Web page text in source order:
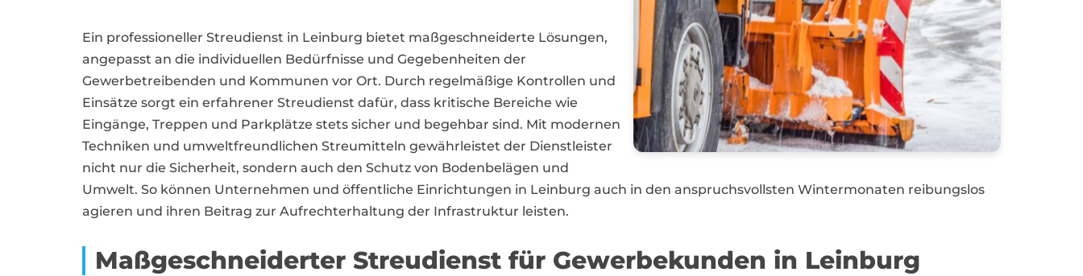
Ein professioneller Streudienst in Leinburg bietet maßgeschneiderte Lösungen,
angepasst an die individuellen Bedürfnisse und Gegebenheiten der
Gewerbetreibenden und Kommunen vor Ort. Durch regelmäßige Kontrollen und
Einsätze sorgt ein erfahrener Streudienst dafür, dass kritische Bereiche wie
Eingänge, Treppen und Parkplätze stets sicher und begehbar sind. Mit modernen
Techniken und umweltfreundlichen Streumitteln gewährleistet der Dienstleister
nicht nur die Sicherheit, sondern auch den Schutz von Bodenbelägen und
Umwelt. So können Unternehmen und öffentliche Einrichtungen in Leinburg auch in den anspruchsvollsten Wintermonaten reibungslos
agieren und ihren Beitrag zur Aufrechterhaltung der Infrastruktur leisten.
Maßgeschneiderter Streudienst für Gewerbekunden in Leinburg